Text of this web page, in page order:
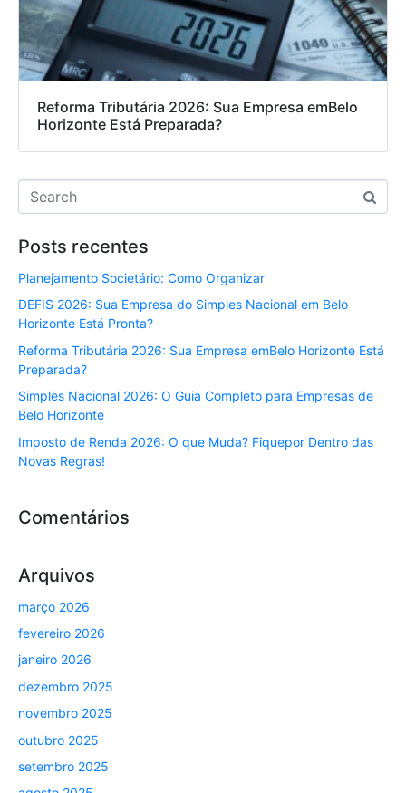
Reforma Tributária 2026: Sua Empresa emBelo
Horizonte Está Preparada?
Posts recentes
Planejamento Societário: Como Organizar
DEFIS 2026: Sua Empresa do Simples Nacional em Belo
Horizonte Está Pronta?
Reforma Tributária 2026: Sua Empresa emBelo Horizonte Está
Preparada?
Simples Nacional 2026: O Guia Completo para Empresas de
Belo Horizonte
Imposto de Renda 2026: O que Muda? Fiquepor Dentro das
Novas Regras!
Comentários
Arquivos
março 2026
fevereiro 2026
janeiro 2026
dezembro 2025
novembro 2025
outubro 2025
setembro 2025